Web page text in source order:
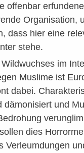
offenbar
Organisation,
dass hier eine
stehe.
im
Muslime ist
dabei.
dämonisiert und
dies
Verleumdungen